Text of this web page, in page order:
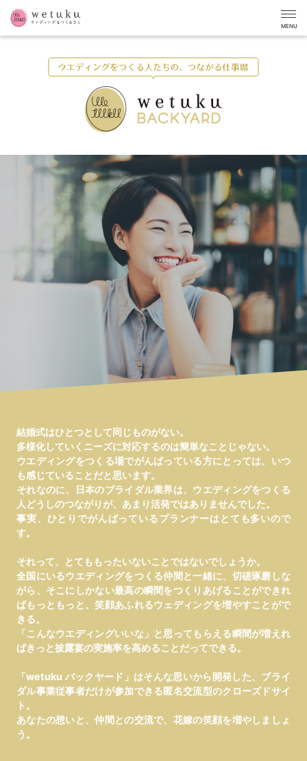
MENU
花嫁さんを
笑顔にする人を、
笑顔にしたい。
結婚式はひとつとして同じものがない。
多様化していくニーズに対応するのは簡単なことじゃない。
ウエディングをつくる場でがんばっている方にとっては、いつ
も感じていることだと思います。
それなのに、日本のブライダル業界は、ウエディングをつくる
人どうしのつながりが、あまり活発ではありませんでした。
事実、ひとりでがんばっているプランナーはとても多いので
す。
それって、とてももったいないことではないでしょうか。
全国にいるウエディングをつくる仲間と一緒に、切磋琢磨しな
がら、そこにしかない最高の瞬間をつくりあげることができれ
ばもっともっと、笑顔あふれるウェディングを増やすことがで
きる。
「こんなウエディングいいな」と思ってもらえる瞬間が増えれ
ばきっと披露宴の実施率を高めることだってできる。
「wetuku バックヤード」はそんな思いから開発した、ブライ
ダル事業従事者だけが参加できる匿名交流型のクローズドサイ
ト。
あなたの想いと、仲間との交流で、花嫁の笑顔を増やしましょ
う。